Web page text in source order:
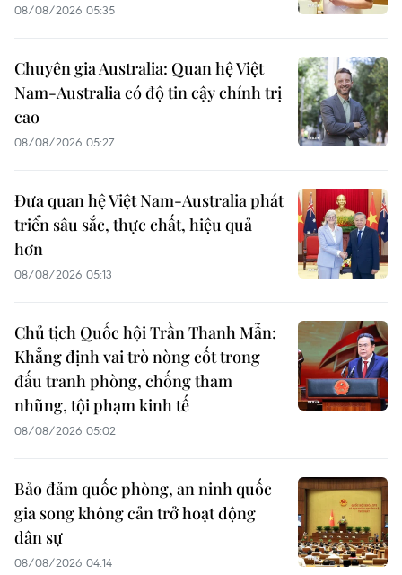
08/08/2026 05:35
Chuyên gia Australia: Quan hệ Việt
Nam-Australia có độ tin cậy chính trị
cao
08/08/2026 05:27
Đưa quan hệ Việt Nam-Australia phát
triển sâu sắc, thực chất, hiệu quả
hơn
08/08/2026 05:13
Chủ tịch Quốc hội Trần Thanh Mẫn:
Khẳng định vai trò nòng cốt trong
đấu tranh phòng, chống tham
nhũng, tội phạm kinh tế
08/08/2026 05:02
Bảo đảm quốc phòng, an ninh quốc
gia song không cản trở hoạt động
dân sự
08/08/2026 04:14